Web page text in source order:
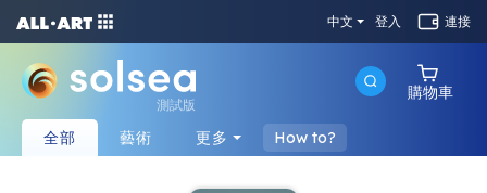
中文 登入 連接
測試版
購物車
全部 藝術 更多 How to?